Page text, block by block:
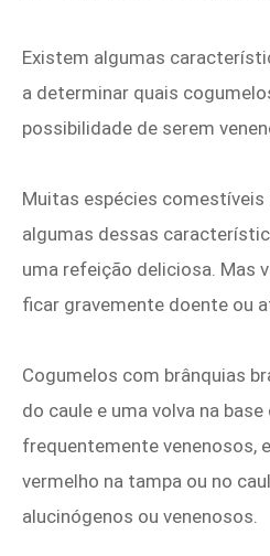
Existem algumas
a determinar quais
possibilidade de serem
Muitas espécies
algumas dessas
uma refeição deliciosa. Mas
ficar gravemente doente ou
Cogumelos com brânquias
do caule e uma volva na
frequentemente venenosos,
vermelho na tampa ou no
alucinógenos ou venenosos.